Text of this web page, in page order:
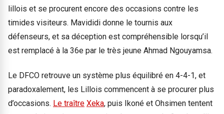
lillois et se procurent encore des occasions contre les
timides visiteurs. Mavididi donne le tournis aux
défenseurs, et sa déception est compréhensible lorsqu’il
est remplacé à la 36e par le très jeune Ahmad Ngouyamsa.
Le DFCO retrouve un système plus équilibré en 4-4-1, et
paradoxalement, les Lillois commencent à se procurer plus
d’occasions. Le traître Xeka, puis Ikoné et Ohsimen tentent